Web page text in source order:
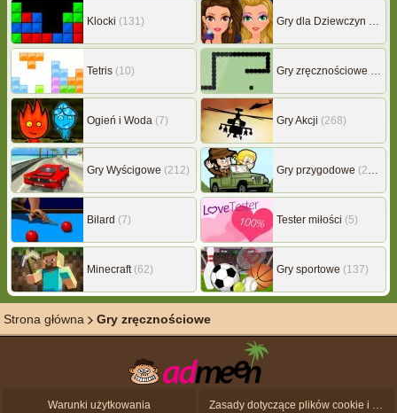
Klocki (131) Gry dla Dziewczyn
(239)
Tetris (10) Gry zręcznościowe
(507)
Ogień i Woda (7) Gry Akcji (268)
Gry Wyścigowe (212) Gry przygodowe (217)
Bilard (7) Tester miłości (5)
Minecraft (62) Gry sportowe (137)
Strona główna Gry zręcznościowe
Warunki użytkowania Zasady dotyczące plików cookie i ochrony danych osobowych